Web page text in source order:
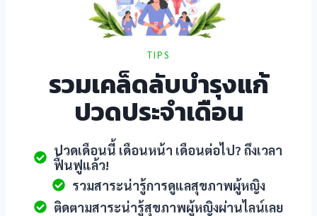
TIPS
รวมเคล็ดลับบำรุงแก้
ปวดประจำเดือน
ปวดเดือนนี้ เดือนหน้า เดือนต่อไป? ถึงเวลา
ฟื้นฟูแล้ว!
รวมสาระน่ารู้การดูแลสุขภาพผู้หญิง
ติดตามสาระน่ารู้สุขภาพผู้หญิงผ่านไลน์เลย